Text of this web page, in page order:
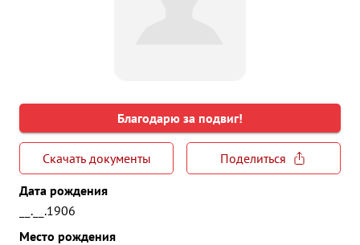
Благодарю за подвиг!
Скачать документы
Поделиться
Дата рождения
__.__.1906
Место рождения